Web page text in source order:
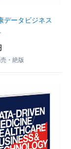
データビジネス
・絶版